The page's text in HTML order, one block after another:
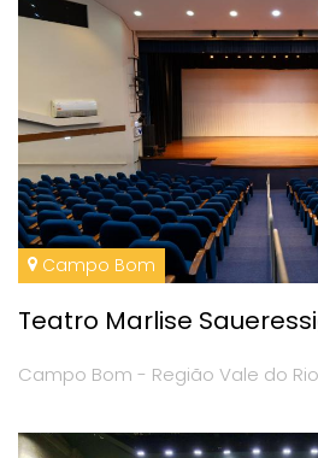
Campo Bom
Teatro Marlise
Campo Bom - Região Vale do